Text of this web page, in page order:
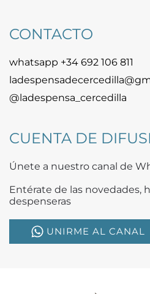
CONTACTO
whatsapp +34 692 106 811
@ladespensa_cercedilla
CUENTA DE
Únete a nuestro canal de
Entérate de las novedades,
despenseras
UNIRME AL CANAL